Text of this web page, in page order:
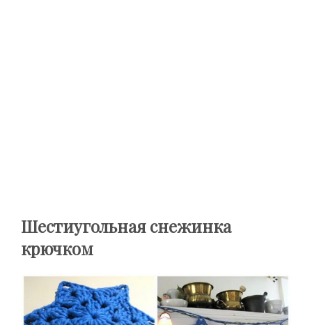
Шестиугольная снежинка
крючком